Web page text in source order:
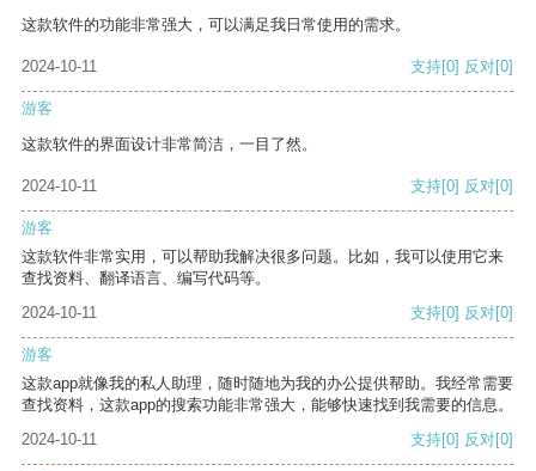
这款软件的功能非常强大，可以满足我日常使用的需求。
2024-10-11 支持[0] 反对[0]
游客
这款软件的界面设计非常简洁，一目了然。
2024-10-11 支持[0] 反对[0]
游客
这款软件非常实用，可以帮助我解决很多问题。比如，我可以使用它来
查找资料、翻译语言、编写代码等。
2024-10-11
支持[0] 反对[0]
游客
这款app就像我的私人助理，随时随地为我的办公提供帮助。我经常需要
查找资料，这款app的搜索功能非常强大，能够快速找到我需要的信息。
2024-10-11
支持[0] 反对[0]